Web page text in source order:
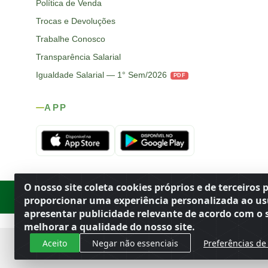
O nosso site coleta cookies próprios e de terceiros
proporcionar uma experiência personalizada ao
apresentar publicidade relevante de acordo com o
melhorar a qualidade do nosso site.
Aceito Negar não essenciais Preferências de
Política de Venda
Trocas e Devoluções
Trabalhe Conosco
Transparência Salarial
Igualdade Salarial — 1° Sem/2026
PDF
APP
Rod. SP-215, s/n, km 98 — Área Rural Porto Ferreira/ ·